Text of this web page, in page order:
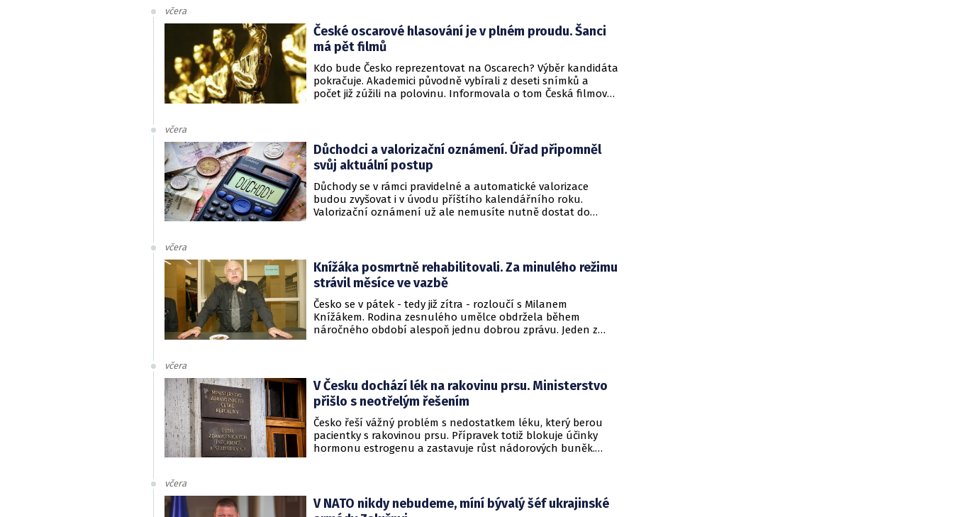
včera
České oscarové hlasování je v plném proudu. Šanci
má pět filmů
Kdo bude Česko reprezentovat na Oscarech? Výběr kandidáta
pokračuje. Akademici původně vybírali z deseti snímků a
počet již zúžili na polovinu. Informovala o tom Česká filmová
včera
Důchodci a valorizační oznámení. Úřad připomněl
svůj aktuální postup
Důchody se v rámci pravidelné a automatické valorizace
budou zvyšovat i v úvodu příštího kalendářního roku.
Valorizační oznámení už ale nemusíte nutně dostat do
včera
Knížáka posmrtně rehabilitovali. Za minulého režimu
strávil měsíce ve vazbě
Česko se v pátek - tedy již zítra - rozloučí s Milanem
Knížákem. Rodina zesnulého umělce obdržela během
náročného období alespoň jednu dobrou zprávu. Jeden z
včera
V Česku dochází lék na rakovinu prsu. Ministerstvo
přišlo s neotřelým řešením
Česko řeší vážný problém s nedostatkem léku, který berou
pacientky s rakovinou prsu. Přípravek totiž blokuje účinky
hormonu estrogenu a zastavuje růst nádorových buněk.
včera
V NATO nikdy nebudeme, míní bývalý šéf ukrajinské